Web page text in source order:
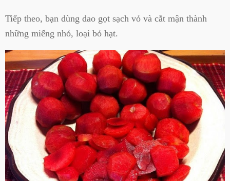
Tiếp theo, bạn dùng dao gọt sạch vỏ và cắt mận thành
những miếng nhỏ, loại bỏ hạt.